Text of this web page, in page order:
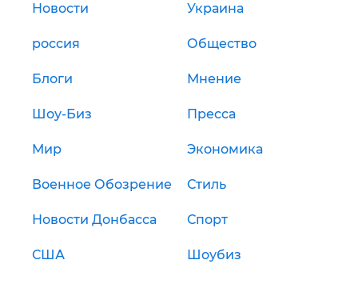
Новости Украина
россия Общество
Блоги Мнение
Шоу-Биз Пресса
Мир Экономика
Военное Обозрение Стиль
Новости Донбасса Спорт
США Шоубиз